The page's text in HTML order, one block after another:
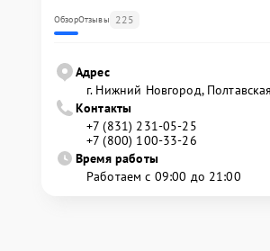
ОбзорОтзывы 225
Адрес
г. Нижний Новгород,
Контакты
+7 (831) 231-05-25
+7 (800) 100-33-26
Время работы
Работаем с 09:00 до 21:00